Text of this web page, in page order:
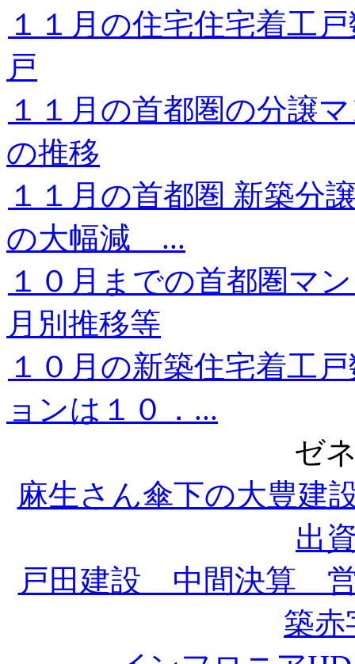
１１月の住宅住宅着工
戸
１１月の首都圏の分譲
の推移
１１月の首都圏 新築分
の大幅減 ...
１０月までの首都圏マ
月別推移等
１０月の新築住宅着工
ョンは１０．...
ゼ
麻生さん傘下の大豊
出
戸田建設 中間決算
築